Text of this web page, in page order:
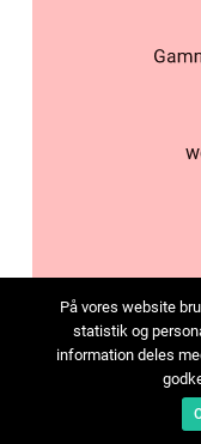
På vores website
statistik og
information deles